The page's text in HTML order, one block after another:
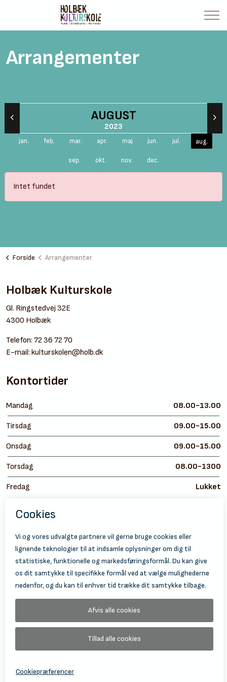
Arrangementer
AUGUST
2023
jan. feb. mar. apr. maj jun. jul. aug.
sep. okt. nov. dec.
Intet fundet
Forside Arrangementer
Holbæk Kulturskole
Gl. Ringstedvej 32E
4300 Holbæk
Telefon: 72 36 72 70
E-mail: kulturskolen@holb.dk
Kontortider
Mandag 08.00-13.00
Tirsdag 09.00-15.00
Onsdag 09.00-15.00
Torsdag 08.00-1300
Fredag Lukket
© 2026 Holbæk Kulturskole
Information Om Behandling Af Personoplysninger